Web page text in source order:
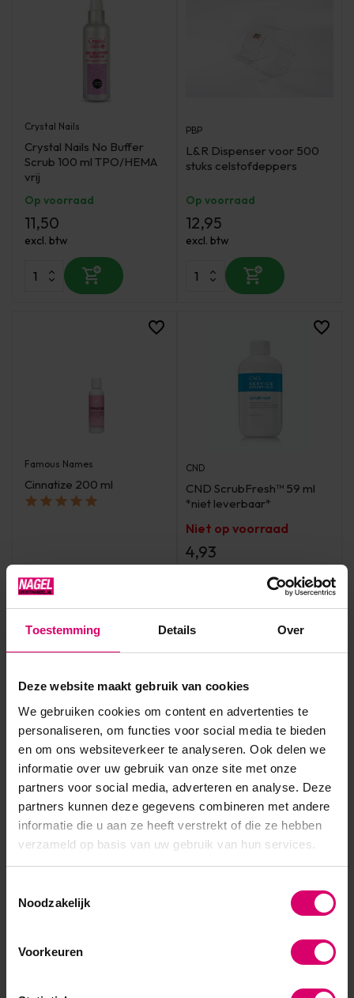
Toestemming Details Over
Deze website maakt gebruik van cookies
We gebruiken cookies om content en advertenties te
personaliseren, om functies voor social media te bieden
en om ons websiteverkeer te analyseren. Ook delen we
informatie over uw gebruik van onze site met onze
partners voor social media, adverteren en analyse. Deze
partners kunnen deze gegevens combineren met andere
informatie die u aan ze heeft verstrekt of die ze hebben
verzameld op basis van uw gebruik van hun services.
Noodzakelijk
Voorkeuren
Crystal Nails
Crystal Nails No Buffer
Scrub 100 ml TPO/HEMA
vrij
Op voorraad
11,50
excl. btw
PBP
L&R Dispenser voor 500
stuks celstofdeppers
Op voorraad
12,95
excl. btw
Famous Names
Cinnatize 200 ml
CND
CND ScrubFresh™ 59 ml
*niet leverbaar*
Niet op voorraad
4,93
excl. btw
Florence Nails
Florence Nails Nail Scrub
10 ml (vervanger voor Nail
Clean)
Op voorraad
excl. btw
Florence Nails
Florence Nails Nail Scrub
100 ml (vervanger voor Nail
Clean)
Op voorraad